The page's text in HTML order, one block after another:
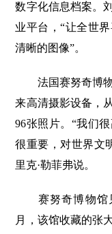
数字化信息档案。
业平台，“让全世
清晰的图像”。
法国赛努奇博物
来高清摄影设备，
96张照片。“我们
很重要，对世界文
里克·勒菲弗说。
赛努奇博物馆
月，该馆收藏的张